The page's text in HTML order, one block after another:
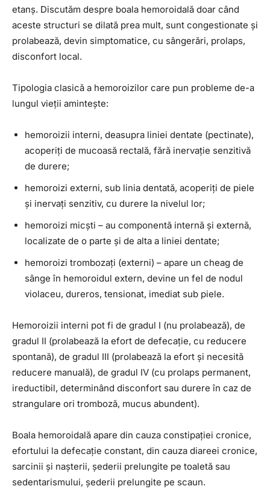
etanș. Discutăm despre boala hemoroidală doar când
aceste structuri se dilată prea mult, sunt congestionate și
prolabează, devin simptomatice, cu sângerări, prolaps,
disconfort local.
Tipologia clasică a hemoroizilor care pun probleme de-a
lungul vieții amintește:
hemoroizii interni, deasupra liniei dentate (pectinate),
acoperiți de mucoasă rectală, fără inervație senzitivă
de durere;
hemoroizi externi, sub linia dentată, acoperiți de piele
și inervați senzitiv, cu durere la nivelul lor;
hemoroizi micști – au componentă internă și externă,
localizate de o parte și de alta a liniei dentate;
hemoroizi trombozați (externi) – apare un cheag de
sânge în hemoroidul extern, devine un fel de nodul
violaceu, dureros, tensionat, imediat sub piele.
Hemoroizii interni pot fi de gradul I (nu prolabează), de
gradul II (prolabează la efort de defecație, cu reducere
spontană), de gradul III (prolabează la efort și necesită
reducere manuală), de gradul IV (cu prolaps permanent,
ireductibil, determinând disconfort sau durere în caz de
strangulare ori tromboză, mucus abundent).
Boala hemoroidală apare din cauza constipației cronice,
efortului la defecație constant, din cauza diareei cronice,
sarcinii și nașterii, șederii prelungite pe toaletă sau
sedentarismului, șederii prelungite pe scaun.